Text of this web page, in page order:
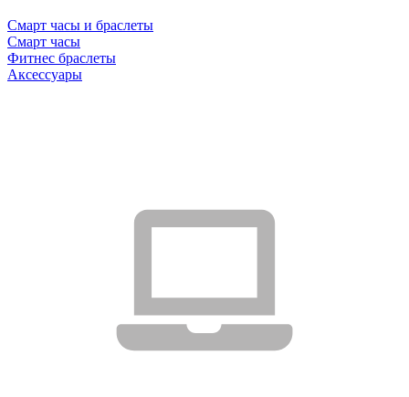
Смарт часы и браслеты
Смарт часы
Фитнес браслеты
Аксессуары